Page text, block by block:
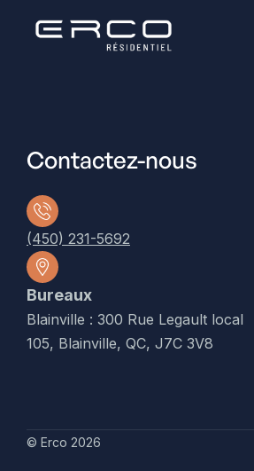
Contactez-nous
(450) 231-5692
Bureaux
Blainville : 300 Rue Legault local
105, Blainville, QC, J7C 3V8
© Erco 2026